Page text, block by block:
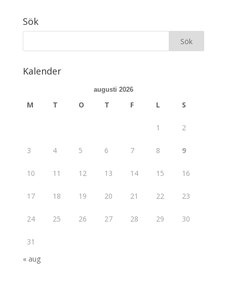
Sök
Kalender
augusti 2026
M T O T F L S
1 2
3 4 5 6 7 8 9
10 11 12 13 14 15 16
17 18 19 20 21 22 23
24 25 26 27 28 29 30
31
« aug